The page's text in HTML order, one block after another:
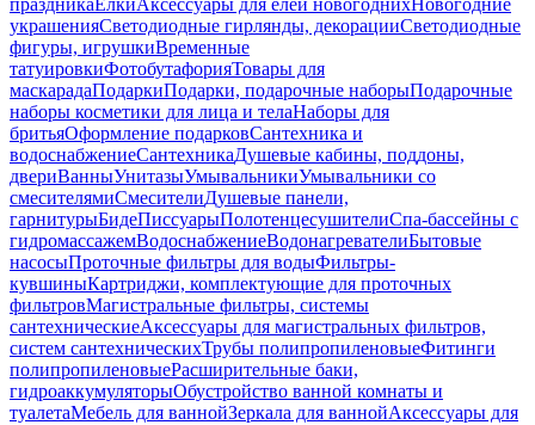
праздникаЕлкиАксессуары для елей новогоднихНовогодние
украшенияСветодиодные гирлянды, декорацииСветодиодные
фигуры, игрушкиВременные
татуировкиФотобутафорияТовары для
маскарадаПодаркиПодарки, подарочные наборыПодарочные
наборы косметики для лица и телаНаборы для
бритьяОформление подарковСантехника и
водоснабжениеСантехникаДушевые кабины, поддоны,
двериВанныУнитазыУмывальникиУмывальники со
смесителямиСмесителиДушевые панели,
гарнитурыБидеПиссуарыПолотенцесушителиСпа-бассейны с
гидромассажемВодоснабжениеВодонагревателиБытовые
насосыПроточные фильтры для водыФильтры-
кувшиныКартриджи, комплектующие для проточных
фильтровМагистральные фильтры, системы
сантехническиеАксессуары для магистральных фильтров,
систем сантехническихТрубы полипропиленовыеФитинги
полипропиленовыеРасширительные баки,
гидроаккумуляторыОбустройство ванной комнаты и
туалетаМебель для ваннойЗеркала для ваннойАксессуары для